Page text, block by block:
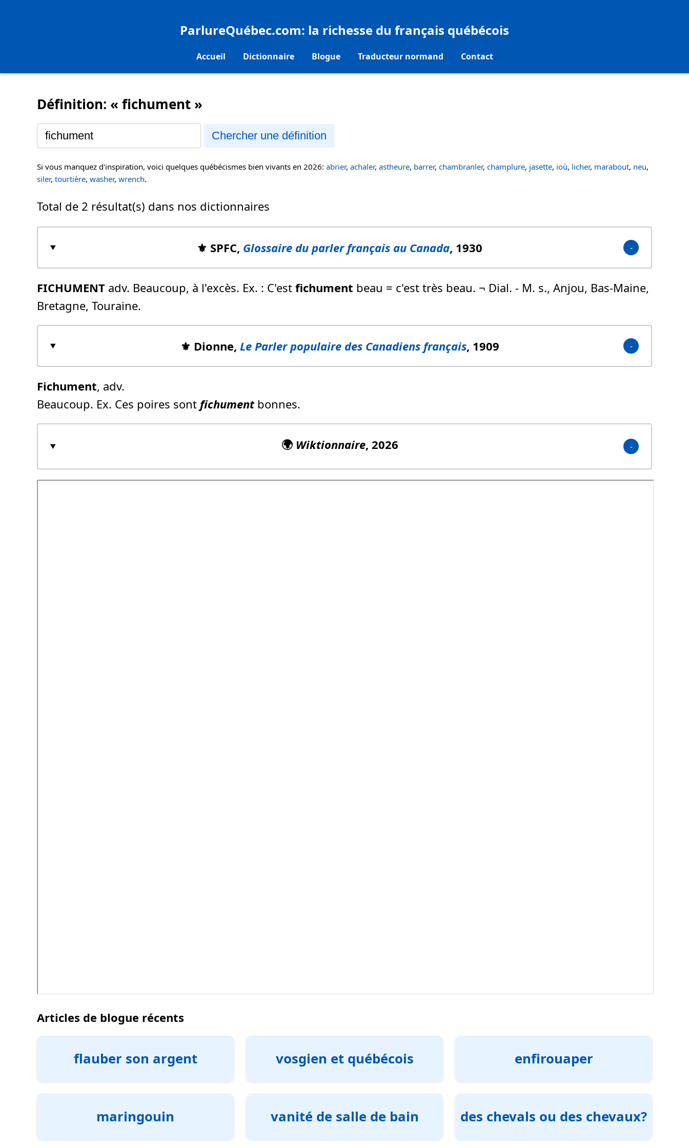
ParlureQuébec.com: la richesse du français québécois
Accueil Dictionnaire Blogue Traducteur normand Contact
Définition: « fichument »
Chercher une définition
Si vous manquez d'inspiration, voici quelques québécismes bien vivants en 2026: abrier, achaler, astheure, barrer, chambranler, champlure, jasette, ioù, licher, marabout, neu,
siler, tourtière, washer, wrench.
Total de 2 résultat(s) dans nos dictionnaires
⚜️ SPFC, Glossaire du parler français au Canada, 1930
FICHUMENT adv. Beaucoup, à l'excès. Ex. : C'est fichument beau = c'est très beau. ¬ Dial. - M. s., Anjou, Bas-Maine,
Bretagne, Touraine.
⚜️ Dionne, Le Parler populaire des Canadiens français, 1909
Fichument, adv.
Beaucoup. Ex. Ces poires sont fichumentbonnes.
🌍 Wiktionnaire, 2026
Articles de blogue récents
flauber son argent vosgien et québécois enfirouaper
maringouin vanité de salle de bain des chevals ou des chevaux?